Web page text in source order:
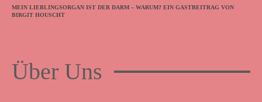
MEIN LIEBLINGSORGAN IST DER DARM – WARUM? EIN GASTBEITRAG VON
BIRGIT HOUSCHT
Über Uns